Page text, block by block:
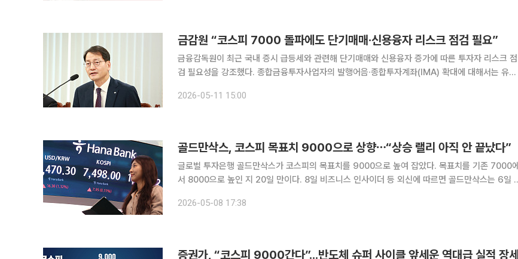
금감원 “코스피 7000 돌파에도 단기매매·신용융자 리스크 점검 필요”
금융감독원이 최근 국내 증시 급등세와 관련해 단기매매와 신용융자 증가에 따른 투자자 리스크 점
검 필요성을 강조했다. 종합금융투자사업자의 발행어음·종합투자계좌(IMA) 확대에 대해서는 유동
독원 자본시장·회계 담당 부원장보는 11일 열린 월례 기자간담회에서 "코스
2026-05-11 15:00
골드만삭스, 코스피 목표치 9000으로 상향⋯“상승 랠리 아직 안 끝났다”
글로벌 투자은행 골드만삭스가 코스피의 목표치를 9000으로 높여 잡았다. 목표치를 기존 7000에
서 8000으로 높인 지 20일 만이다. 8일 비즈니스 인사이더 등 외신에 따르면 골드만삭스는 6일 보
로 상향 조정했다. 한국 시장에 대한 투자의견은 '비중 확
2026-05-08 17:38
증권가, “코스피 9000간다”...반도체 슈퍼 사이클 앞세운 역대급 실적 장세